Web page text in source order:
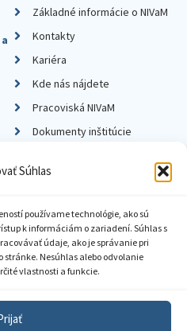
Súhlas
používame technológie, ako sú
k informáciám o zariadení. Súhlas s
údaje, ako je správanie pri
stránke. Nesúhlas alebo odvolanie
vlastnosti a funkcie.
Základné informácie o NIVaM
Kontakty
Kariéra
Kde nás nájdete
Pracoviská NIVaM
Dokumenty inštitúcie
súkromia